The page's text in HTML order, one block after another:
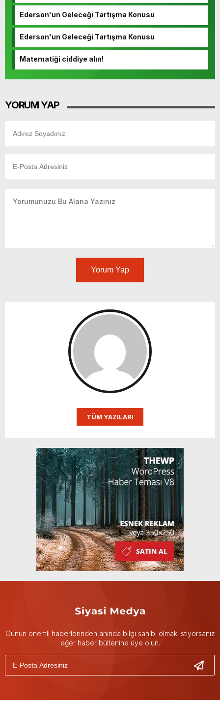
Ederson'un Geleceği Tartışma Konusu
Ederson'un Geleceği Tartışma Konusu
Matematiği ciddiye alın!
YORUM YAP
Yorum Yap
TÜM YAZILARI
Günün önemli haberlerinden anında bilgi sahibi olmak istiyorsanız
eğer haber bültenine üye olun.